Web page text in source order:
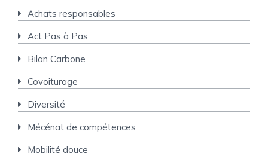
Achats responsables
Act Pas à Pas
Bilan Carbone
Covoiturage
Diversité
Mécénat de compétences
Mobilité douce